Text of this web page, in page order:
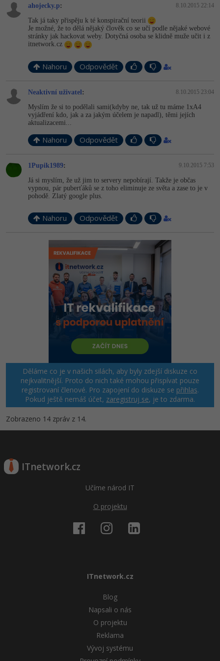
ahojecky.p: 8.10.2015 22:14
Tak já taky přispěju k té konspirační teorii
Je možné, že to dělá nějaký člověk co se učí podle nějaké webové
stránky jak hackovat weby. Dotyčná osoba se klidně muže učit i z
itnetwork.cz
Nahoru Odpovědět
Neaktivní uživatel: 8.10.2015 23:04
Myslím že si to podělali sami(kdyby ne, tak už tu máme 1xA4
vyjádření kdo, jak a za jakým účelem je napadl), těmi jejích
aktualizacemi...
Nahoru Odpovědět
1Pupik1989: 9.10.2015 7:53
Já si myslím, že už jim to servery nepobírají. Takže je občas
vypnou, pár puberťáků se z toho eliminuje ze světa a zase to je v
pohodě. Zlatý google plus.
Nahoru Odpovědět
Děláme co je v našich silách, aby byly zdejší diskuze co
nejkvalitnější. Proto do nich také mohou přispívat pouze
registrovaní členové. Pro zapojení do diskuze se přihlas.
Pokud ještě nemáš účet, zaregistruj se, je to zdarma.
Zobrazeno 14 zpráv z 14.
ITnetwork.cz
Učíme národ IT
O projektu
ITnetwork.cz
Blog
Napsali o nás
O projektu
Reklama
Vývoj systému